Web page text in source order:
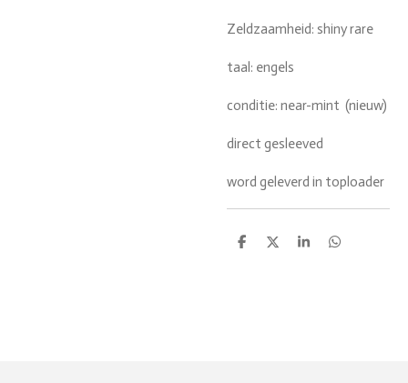
Zeldzaamheid: shiny rare
taal: engels
conditie: near-mint (nieuw)
direct gesleeved
word geleverd in toploader
D
D
S
D